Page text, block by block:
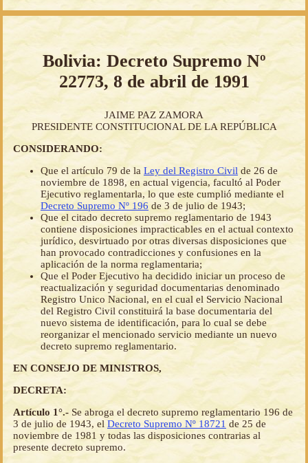
Bolivia: Decreto Supremo Nº
22773, 8 de abril de 1991
JAIME PAZ ZAMORA
PRESIDENTE CONSTITUCIONAL DE LA REPÚBLICA
CONSIDERANDO:
Que el artículo 79 de la Ley del Registro Civil de 26 de
noviembre de 1898, en actual vigencia, facultó al Poder
Ejecutivo reglamentarla, lo que este cumplió mediante el
Decreto Supremo Nº 196 de 3 de julio de 1943;
Que el citado decreto supremo reglamentario de 1943
contiene disposiciones impracticables en el actual contexto
jurídico, desvirtuado por otras diversas disposiciones que
han provocado contradicciones y confusiones en la
aplicación de la norma reglamentaria;
Que el Poder Ejecutivo ha decidido iniciar un proceso de
reactualización y seguridad documentarias denominado
Registro Unico Nacional, en el cual el Servicio Nacional
del Registro Civil constituirá la base documentaria del
nuevo sistema de identificación, para lo cual se debe
reorganizar el mencionado servicio mediante un nuevo
decreto supremo reglamentario.
EN CONSEJO DE MINISTROS,
DECRETA:
Artículo 1°.- Se abroga el decreto supremo reglamentario 196 de
3 de julio de 1943, el Decreto Supremo Nº 18721 de 25 de
noviembre de 1981 y todas las disposiciones contrarias al
presente decreto supremo.